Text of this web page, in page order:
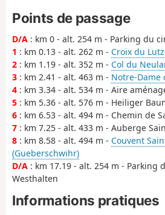
Points de passage
D/A : km 0 - alt. 254 m - Parking du
1 : km 0.13 - alt. 262 m - Croix du
2 : km 1.19 - alt. 352 m - Col du
3 : km 2.41 - alt. 463 m - Notre-Dame
4 : km 3.34 - alt. 534 m - Aire
5 : km 5.36 - alt. 576 m - Heiliger
6 : km 6.53 - alt. 494 m - Chemin de
7 : km 7.25 - alt. 433 m - Auberge
8 : km 8.58 - alt. 494 m - Couvent
(Gueberschwihr)
D/A : km 17.19 - alt. 254 m - Parking
Westhalten
Informations pratiques